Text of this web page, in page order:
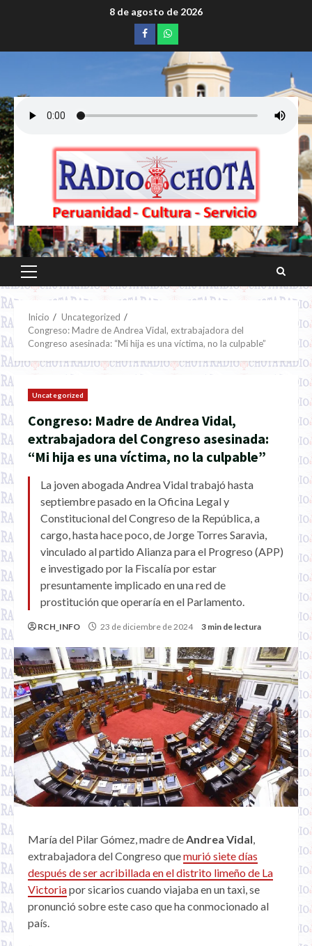
8 de agosto de 2026
Facebookwhatsapp
Menú
principal
Inicio
Uncategorized
Congreso: Madre de Andrea Vidal, extrabajadora del
Congreso asesinada: “Mi hija es una víctima, no la culpable”
Uncategorized
Congreso: Madre de Andrea Vidal,
extrabajadora del Congreso asesinada:
“Mi hija es una víctima, no la culpable”
La joven abogada Andrea Vidal trabajó hasta
septiembre pasado en la Oficina Legal y
Constitucional del Congreso de la República, a
cargo, hasta hace poco, de Jorge Torres Saravia,
vinculado al partido Alianza para el Progreso (APP)
e investigado por la Fiscalía por estar
presuntamente implicado en una red de
prostitución que operaría en el Parlamento.
RCH_INFO 23 de diciembre de 2024 3 min de lectura
María del Pilar Gómez, madre deAndrea Vidal,
extrabajadora del Congreso quemurió siete días
después de ser acribillada en el distrito limeño de La
Victoriapor sicarios cuando viajaba en un taxi, se
pronunció sobre este caso que ha conmocionado al
país.